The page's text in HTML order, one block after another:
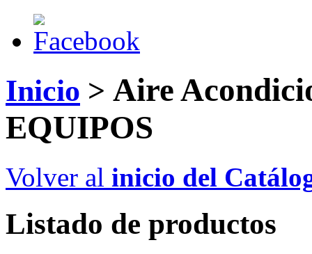
Inicio > Aire
EQUIPOS
Volver al inicio del
Listado de productos